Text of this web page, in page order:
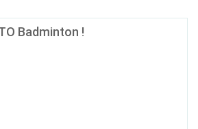
Badminton !